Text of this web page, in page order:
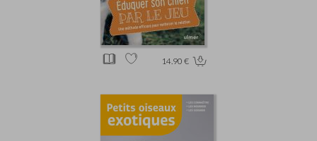
14.90 €